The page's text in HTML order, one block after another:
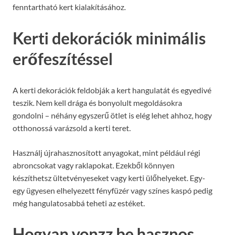
fenntartható kert kialakításához.
Kerti dekorációk minimális
erőfeszítéssel
A kerti dekorációk feldobják a kert hangulatát és egyedivé
teszik. Nem kell drága és bonyolult megoldásokra
gondolni – néhány egyszerű ötlet is elég lehet ahhoz, hogy
otthonossá varázsold a kerti teret.
Használj újrahasznosított anyagokat, mint például régi
abroncsokat vagy raklapokat. Ezekből könnyen
készíthetsz ültetvényeseket vagy kerti ülőhelyeket. Egy-
egy ügyesen elhelyezett fényfüzér vagy színes kaspó pedig
még hangulatosabbá teheti az estéket.